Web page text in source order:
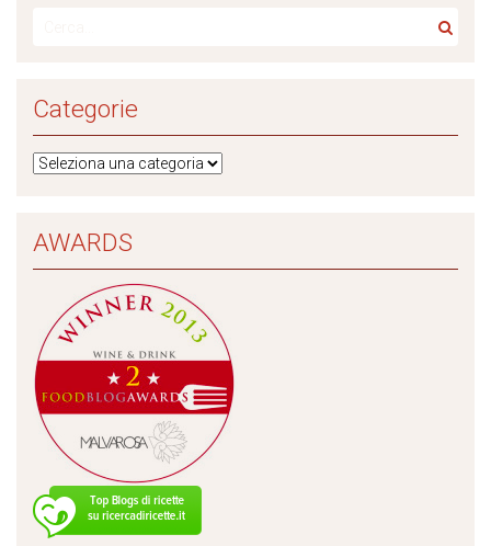
Categorie
AWARDS